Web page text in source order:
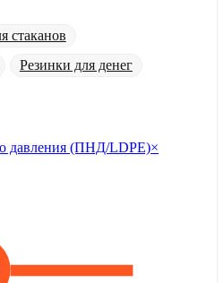
стаканов
Резинки для денег
давления (ПНД/LDPE)×